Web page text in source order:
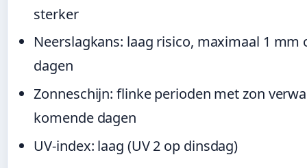
sterker
Neerslagkans: laag risico, maximaal 1 mm
dagen
Zonneschijn: flinke perioden met zon
komende dagen
UV-index: laag (UV 2 op dinsdag)